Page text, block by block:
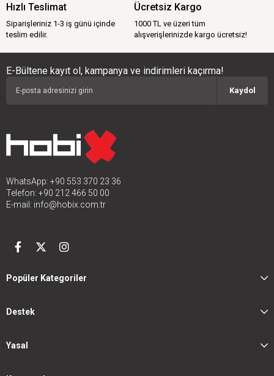
Hızlı Teslimat
Siparişleriniz 1-3 iş günü içinde
teslim edilir.
Ücretsiz Kargo
1000 TL ve üzeri tüm
alışverişlerinizde kargo ücretsiz!
E-Bültene kayıt ol, kampanya ve indirimleri kaçırma!
Kaydol
WhatsApp: +90 553 370 23 36
Telefon: +90 212 466 50 00
E-mail: info@hobix.com.tr
Popüler Kategoriler
Destek
Yasal